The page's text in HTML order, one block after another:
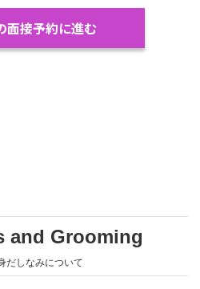
面接予約に進む
and Grooming
だしなみについて